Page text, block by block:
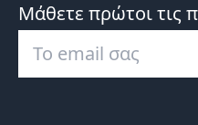
Μάθετε πρώτοι τις